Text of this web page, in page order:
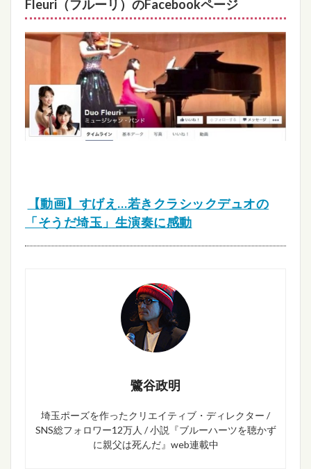
Fleuri（フルーリ）のFacebookページ
【動画】すげえ…若きクラシックデュオの
「そうだ埼玉」生演奏に感動
鷺谷政明
埼玉ポーズを作ったクリエイティブ・ディレクター /
SNS総フォロワー12万人 / 小説『ブルーハーツを聴かず
に親父は死んだ』web連載中